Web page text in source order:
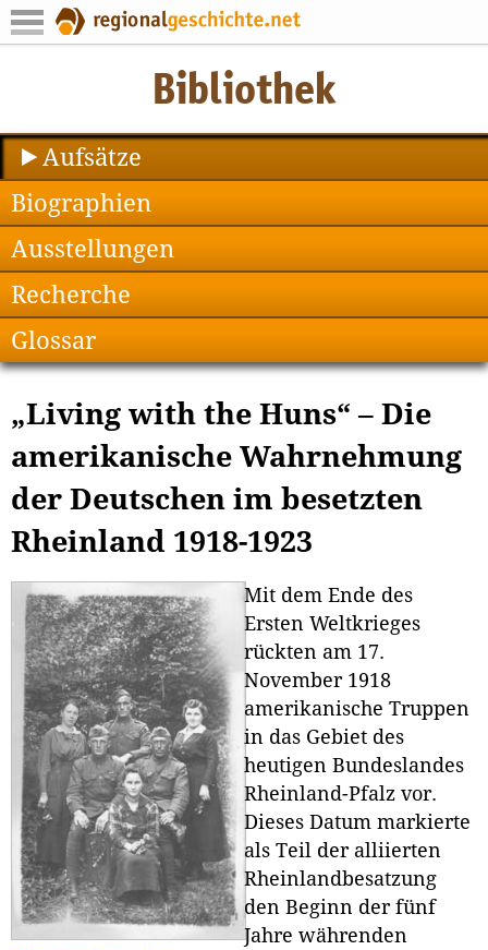
Aufsätze
Biographien
Ausstellungen
Recherche
Glossar
„Living with the Huns“ – Die
amerikanische Wahrnehmung
der Deutschen im besetzten
Rheinland 1918-1923
Mit dem Ende des
Ersten Weltkrieges
rückten am 17.
November 1918
amerikanische Truppen
in das Gebiet des
heutigen Bundeslandes
Rheinland-Pfalz vor.
Dieses Datum markierte
als Teil der alliierten
Rheinlandbesatzung
den Beginn der fünf
Jahre währenden